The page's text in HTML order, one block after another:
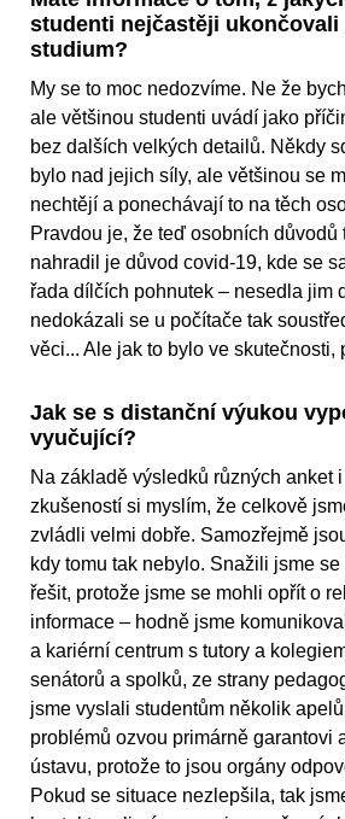
studenti nejčastěji ukončovali
studium?
My se to moc nedozvíme. Ne že
ale většinou studenti uvádí jako
bez dalších velkých detailů. Někdy
bylo nad jejich síly, ale většinou se
nechtějí a ponechávají to na těch
Pravdou je, že teď osobních důvodů
nahradil je důvod covid-19, kde se
řada dílčích pohnutek – nesedla jim
nedokázali se u počítače tak
věci... Ale jak to bylo ve skutečnosti,
Jak se s distanční výukou
vyučující?
Na základě výsledků různých anket
zkušeností si myslím, že celkově
zvládli velmi dobře. Samozřejmě
kdy tomu tak nebylo. Snažili jsme
řešit, protože jsme se mohli opřít o
informace – hodně jsme
a kariérní centrum s tutory a
senátorů a spolků, ze strany
jsme vyslali studentům několik
problémů ozvou primárně garantovi
ústavu, protože to jsou orgány
Pokud se situace nezlepšila, tak